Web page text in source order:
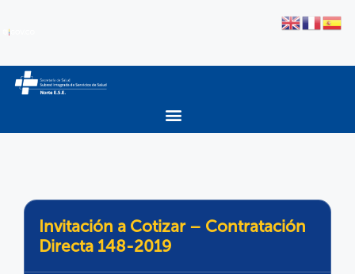
Invitación a Cotizar – Contratación
Directa 148-2019